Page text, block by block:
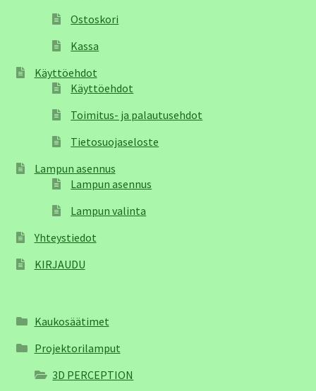
Ostoskori
Kassa
Käyttöehdot
Käyttöehdot
Toimitus- ja palautusehdot
Tietosuojaseloste
Lampun asennus
Lampun asennus
Lampun valinta
Yhteystiedot
KIRJAUDU
Kaukosäätimet
Projektorilamput
3D PERCEPTION